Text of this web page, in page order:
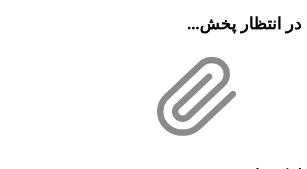
در انتظار پخش...